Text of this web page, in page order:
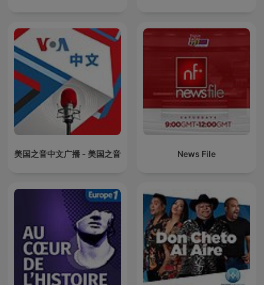
美国之音中文广播 - 美国之音 News File